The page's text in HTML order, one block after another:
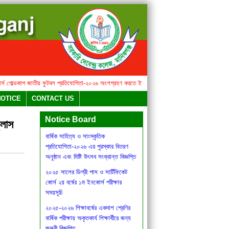
জাতীয় ফুটবল প্রতিযোগিতা-২০২৬ অংশগ্রহণ করতে ইচ্ছুক ছাত্র-ছাত্রীদের জন্য বিজ্ঞপ্তি।
CONTACT US
Notice Board
প্রাইম মিনিস্টার্স গোল্ডকাপ জাতীয় ফুটবল
ইচ্ছুক ছাত্র-ছাত্রীদের জন্য বিজ্ঞপ্তি।
বার্ষিক সাহিত্য ও সাংস্কৃতিক
প্রতিযোগিতা-২০২৬ এর পুরস্কার বিতরণ
অনুষ্ঠান এবং মিষ্টি উৎসব সংক্রান্ত বিজ্ঞপ্তি
কোর্স ২য় বর্ষের ১ম ইনকোর্স পরীক্ষার
সময়সূচি
বার্ষিক পরীক্ষায় অকৃতকার্য শিক্ষার্থীরে জন্য
জরুরী বিজ্ঞপ্তি